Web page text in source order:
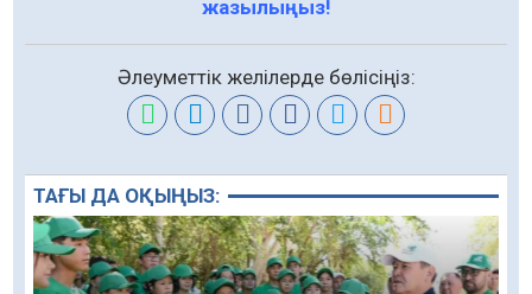
жазылыңыз!
Әлеуметтік желілерде бөлісіңіз:
ТАҒЫ ДА ОҚЫҢЫЗ: